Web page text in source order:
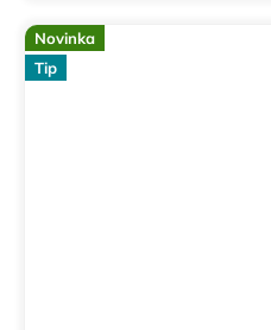
Novinka
Tip